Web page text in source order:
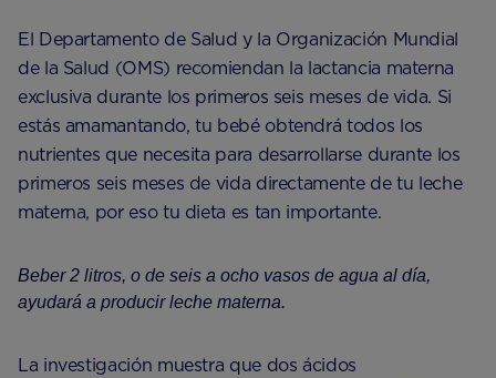
El Departamento de Salud y la Organización Mundial
de la Salud (OMS) recomiendan la lactancia materna
exclusiva durante los primeros seis meses de vida. Si
estás amamantando, tu bebé obtendrá todos los
nutrientes que necesita para desarrollarse durante los
primeros seis meses de vida directamente de tu leche
materna, por eso tu dieta es tan importante.
Beber 2 litros, o de seis a ocho vasos de agua al día,
ayudará a producir leche materna.
La investigación muestra que dos ácidos